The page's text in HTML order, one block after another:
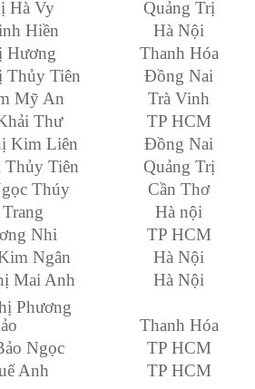
Hà Vy Quảng Trị
Hiền Hà Nội
Hương Thanh Hóa
Thủy Tiên Đồng Nai
Mỹ An Trà Vinh
Thư TP HCM
Kim Liên Đồng Nai
Tiên Quảng Trị
Thúy Cần Thơ
Hà nội
Nhi TP HCM
Ngân Hà Nội
Mai Anh Hà Nội
Phương
Thanh Hóa
Ngọc TP HCM
Anh TP HCM